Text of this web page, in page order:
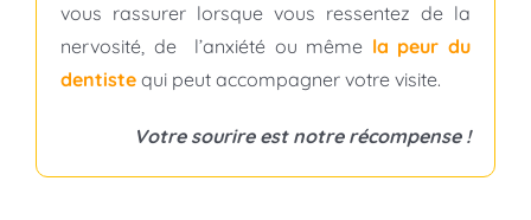
vous rassurer lorsque vous ressentez de la
nervosité, de l’anxiété ou même la peur du
dentistequi peut accompagner votre visite.
Votre sourire est notre récompense !